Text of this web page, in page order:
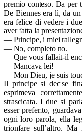
premio conteso. Da per
De Biennes era lì, da
era felice di vedere i
aver fatta la
— Principe, i miei
— No, completo no.
— Que vous fallait-il
— Mancava lei!
— Mon Dieu, je suis
Il principe si decise
esprimeva
strascicata. I due si
esser preferito,
ogni loro parola, ella
trionfare sull’altro.